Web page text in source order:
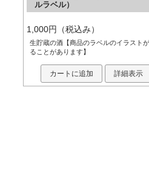
ルラベル）
1,000円（税込み）
生貯蔵の酒【商品のラベルのイラスト
ることがあります】
カートに追加 詳細表示